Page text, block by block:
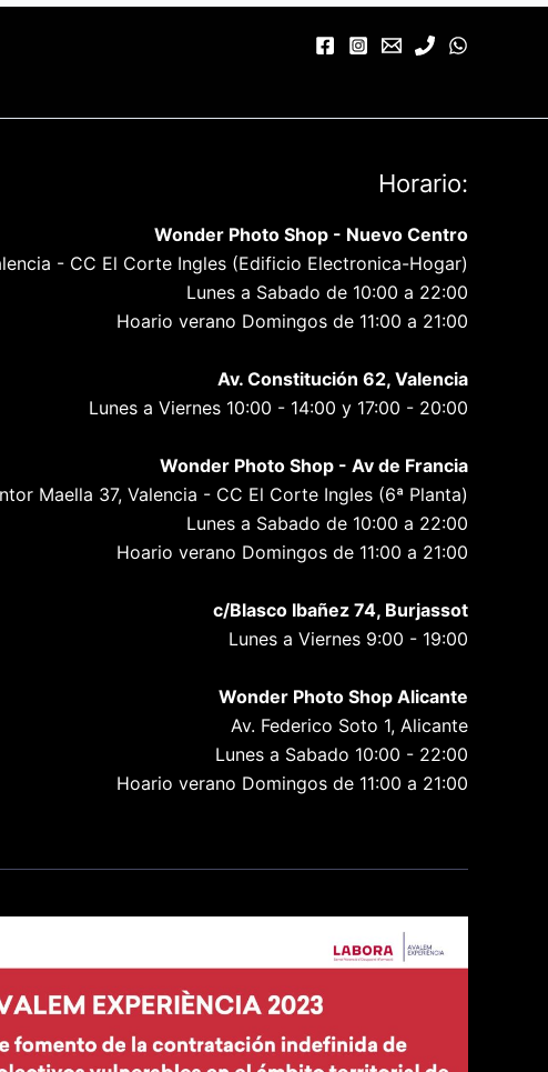
Horario:
Wonder Photo Shop - Nuevo Centro
- CC El Corte Ingles (Edificio Electronica-Hogar)
Lunes a Sabado de 10:00 a 22:00
Hoario verano Domingos de 11:00 a 21:00
Av. Constitución 62, Valencia
Lunes a Viernes 10:00 - 14:00 y 17:00 - 20:00
Wonder Photo Shop - Av de Francia
Maella 37, Valencia - CC El Corte Ingles (6ª Planta)
Lunes a Sabado de 10:00 a 22:00
Hoario verano Domingos de 11:00 a 21:00
c/Blasco Ibañez 74, Burjassot
Lunes a Viernes 9:00 - 19:00
Wonder Photo Shop Alicante
Av. Federico Soto 1, Alicante
Lunes a Sabado 10:00 - 22:00
Hoario verano Domingos de 11:00 a 21:00